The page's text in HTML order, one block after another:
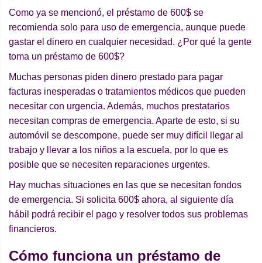
Como ya se mencionó, el préstamo de 600$ se
recomienda solo para uso de emergencia, aunque puede
gastar el dinero en cualquier necesidad. ¿Por qué la gente
toma un préstamo de 600$?
Muchas personas piden dinero prestado para pagar
facturas inesperadas o tratamientos médicos que pueden
necesitar con urgencia. Además, muchos prestatarios
necesitan compras de emergencia. Aparte de esto, si su
automóvil se descompone, puede ser muy difícil llegar al
trabajo y llevar a los niños a la escuela, por lo que es
posible que se necesiten reparaciones urgentes.
Hay muchas situaciones en las que se necesitan fondos
de emergencia. Si solicita 600$ ahora, al siguiente día
hábil podrá recibir el pago y resolver todos sus problemas
financieros.
Cómo funciona un préstamo de